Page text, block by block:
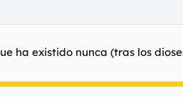
ha existido nunca (tras los